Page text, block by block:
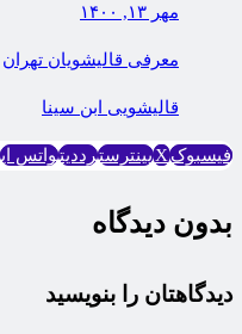
مهر ۱۳, ۱۴۰۰
معرفی قالیشویان تهران
قاليشويی ابن سينا
فیسبوکXپینترسترددیتواتس اپ
بدون دیدگاه
دیدگاهتان را بنویسید